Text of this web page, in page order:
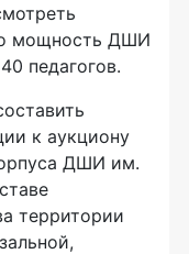
мощность ДШИ
педагогов.
к аукциону
ДШИ им.
территории